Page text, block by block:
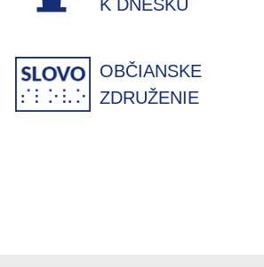
K DNEŠKU
OBČIANSKE
ZDRUŽENIE